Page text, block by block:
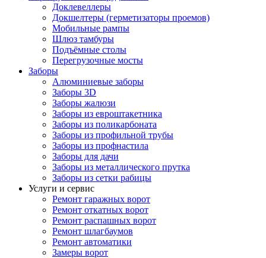
Доклевеллеры
Докшелтеры (герметизаторы проемов)
Мобильные рампы
Шлюз тамбуры
Подъёмные столы
Перегрузочные мосты
Заборы
Алюминиевые заборы
Заборы 3D
Заборы жалюзи
Заборы из евроштакетника
Заборы из поликарбоната
Заборы из профильной трубы
Заборы из профнастила
Заборы для дачи
Заборы из металлического прутка
Заборы из сетки рабицы
Услуги и сервис
Ремонт гаражных ворот
Ремонт откатных ворот
Ремонт распашных ворот
Ремонт шлагбаумов
Ремонт автоматики
Замеры ворот